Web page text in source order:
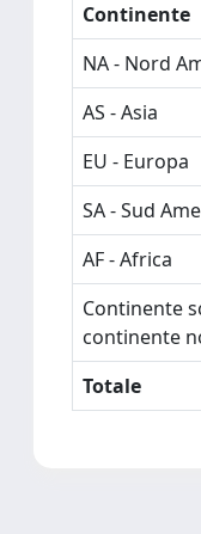
Continente
NA - Nord
AS - Asia
EU - Europa
SA - Sud
AF - Africa
Continente
continente
Totale